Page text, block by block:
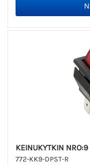
772-KK9-DPST-R